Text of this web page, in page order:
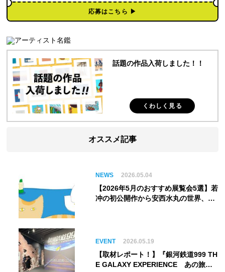
応募はこちら ▶︎
話題の作品入荷しました！！
くわしく見る
オススメ記事
NEWS 2026.05.04
【2026年5月のおすすめ展覧会5選】若
冲の初公開作から安西水丸の世界、そ
EVENT 2026.05.19
【取材レポート！】『銀河鉄道999 TH
E GALAXY EXPERIENCE あの旅